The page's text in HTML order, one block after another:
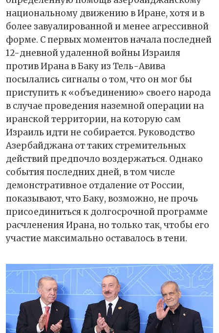
национальному движению в Иране, хотя и в
более завуалированной и менее агрессивной
форме. С первых моментов начала последней
12-дневной удаленной войны Израиля
против Ирана в Баку из Тель-Авива
посылались сигналы о том, что он мог бы
приступить к «объединению» своего народа
в случае проведения наземной операции на
иранской территории, на которую сам
Израиль идти не собирается. Руководство
Азербайджана от таких стремительных
действий предпочло воздержаться. Однако
события последних дней, в том числе
демонстративное отдаление от России,
показывают, что Баку, возможно, не прочь
присоединиться к долгосрочной программе
расчленения Ирана, но только так, чтобы его
участие максимально оставалось в тени.